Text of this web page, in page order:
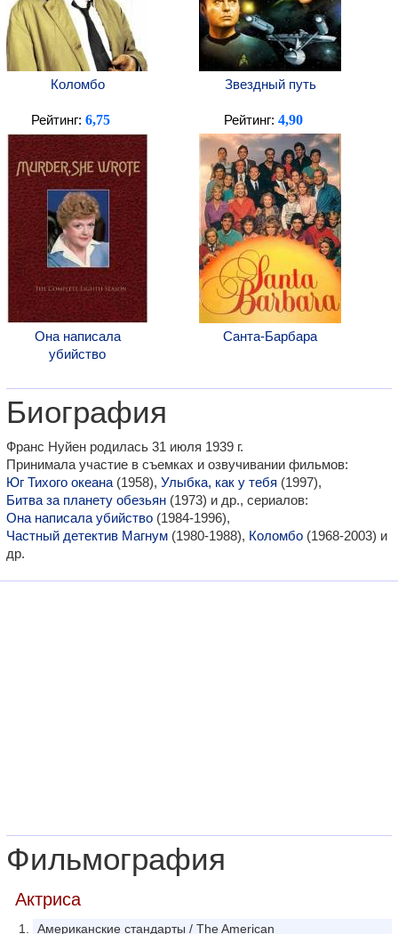
Коломбо Звездный путь
Рейтинг: 6,75
Она написала
убийство
Рейтинг: 4,90
Санта-Барбара
Биография
Франс Нуйен родилась 31 июля 1939 г.
Принимала участие в съемках и озвучивании фильмов:
Юг Тихого океана (1958), Улыбка, как у тебя (1997),
Битва за планету обезьян (1973) и др., сериалов:
Она написала убийство (1984-1996),
Частный детектив Магнум (1980-1988), Коломбо (1968-2003) и
др.
Фильмография
Актриса
Американские стандарты / The American